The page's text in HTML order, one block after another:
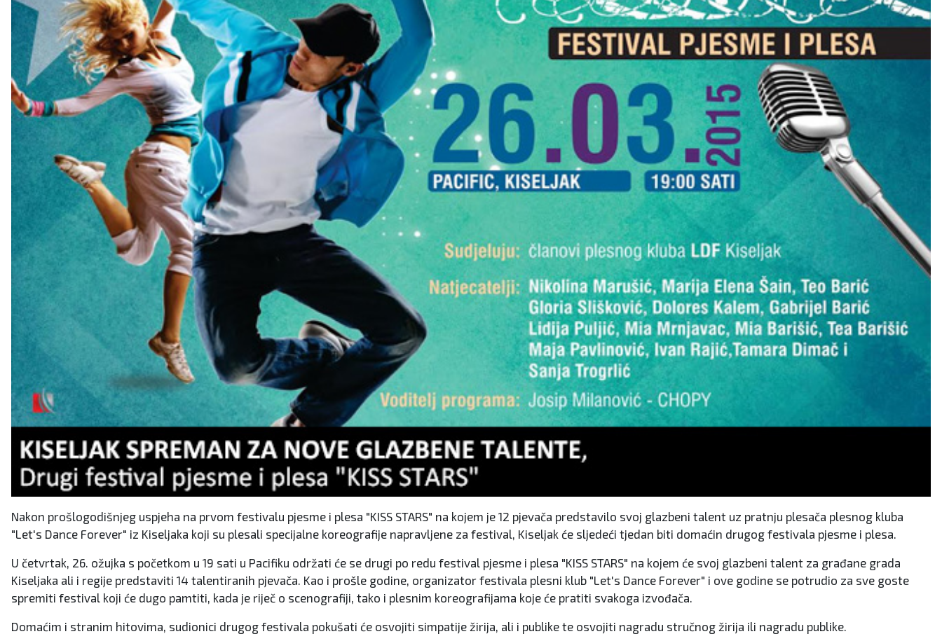
Nakon prošlogodišnjeg uspjeha na prvom festivalu pjesme i plesa "KISS STARS" na kojem je 12 pjevača predstavilo svoj glazbeni talent uz pratnju plesača plesnog kluba
"Let's Dance Forever" iz Kiseljaka koji su plesali specijalne koreografije napravljene za festival, Kiseljak će sljedeći tjedan biti domaćin drugog festivala pjesme i plesa.
U četvrtak, 26. ožujka s početkom u 19 sati u Pacifiku održati će se drugi po redu festival pjesme i plesa "KISS STARS" na kojem će svoj glazbeni talent za građane grada
Kiseljaka ali i regije predstaviti 14 talentiranih pjevača. Kao i prošle godine, organizator festivala plesni klub "Let's Dance Forever" i ove godine se potrudio za sve goste
spremiti festival koji će dugo pamtiti, kada je riječ o scenografiji, tako i plesnim koreografijama koje će pratiti svakoga izvođača.
Domaćim i stranim hitovima, sudionici drugog festivala pokušati će osvojiti simpatije žirija, ali i publike te osvojiti nagradu stručnog žirija ili nagradu publike.